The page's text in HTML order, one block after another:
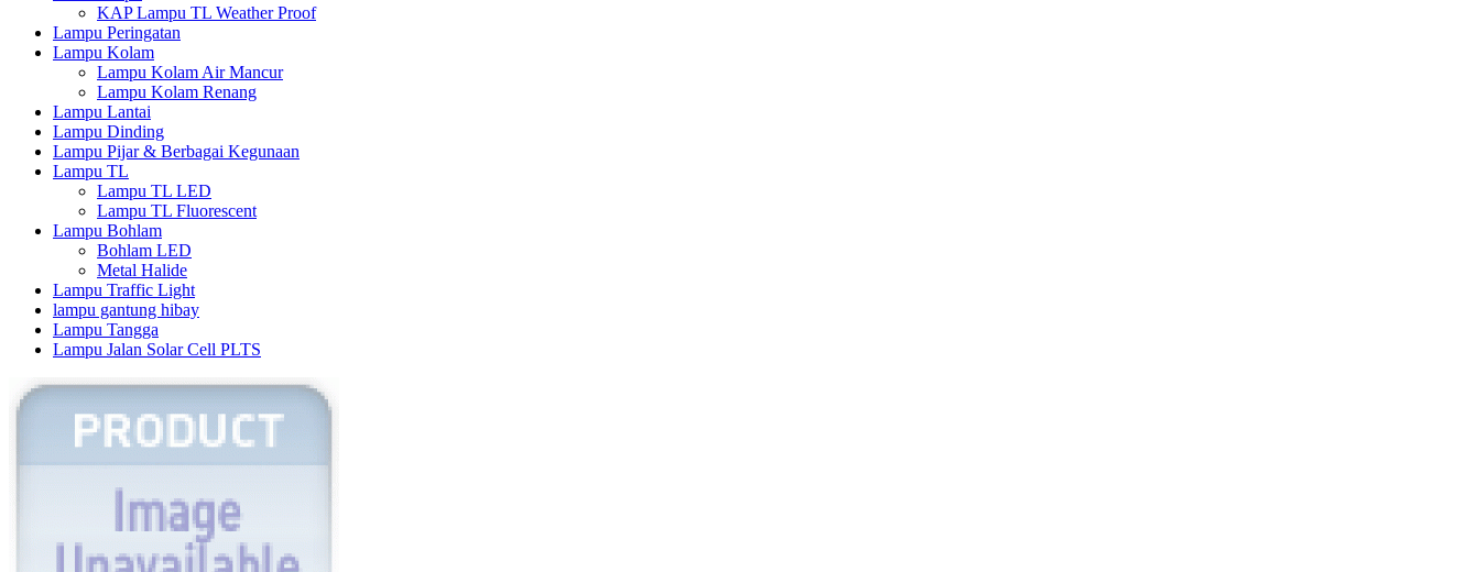
KAP Lampu TL Weather Proof
Lampu Peringatan
Lampu Kolam
Lampu Kolam Air Mancur
Lampu Kolam Renang
Lampu Lantai
Lampu Dinding
Lampu Pijar & Berbagai Kegunaan
Lampu TL
Lampu TL LED
Lampu TL Fluorescent
Lampu Bohlam
Bohlam LED
Metal Halide
Lampu Traffic Light
lampu gantung hibay
Lampu Tangga
Lampu Jalan Solar Cell PLTS